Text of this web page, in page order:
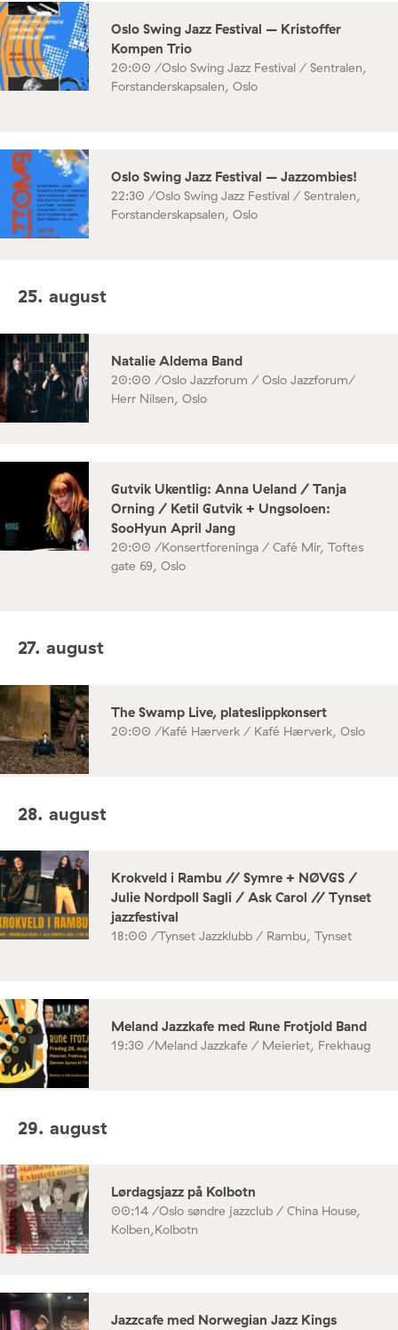
Oslo Swing Jazz Festival – Kristoffer
Kompen Trio
20:00 /Oslo Swing Jazz Festival / Sentralen,
Forstanderskapsalen, Oslo
Oslo Swing Jazz Festival – Jazzombies!
22:30 /Oslo Swing Jazz Festival / Sentralen,
Forstanderskapsalen, Oslo
25. august
Natalie Aldema Band
20:00 /Oslo Jazzforum / Oslo Jazzforum/
Herr Nilsen, Oslo
Gutvik Ukentlig: Anna Ueland / Tanja
Orning / Ketil Gutvik + Ungsoloen:
SooHyun April Jang
20:00 /Konsertforeninga / Café Mir, Toftes
gate 69, Oslo
27. august
The Swamp Live, plateslippkonsert
20:00 /Kafé Hærverk / Kafé Hærverk, Oslo
28. august
Krokveld i Rambu // Symre + NØVGS /
Julie Nordpoll Sagli / Ask Carol // Tynset
jazzfestival
18:00 /Tynset Jazzklubb / Rambu, Tynset
Meland Jazzkafe med Rune Frotjold Band
19:30 /Meland Jazzkafe / Meieriet, Frekhaug
29. august
Lørdagsjazz på Kolbotn
00:14 /Oslo søndre jazzclub / China House,
Kolben,Kolbotn
Jazzcafe med Norwegian Jazz Kings